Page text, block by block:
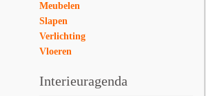
Meubelen
Slapen
Verlichting
Vloeren
Interieuragenda